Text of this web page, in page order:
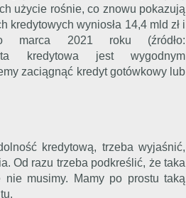
użycie rośnie, co znowu pokazują
kredytowych wyniosła 14,4 mld zł i
2021 roku (źródło:
kredytowa jest wygodnym
zaciągnąć kredyt gotówkowy lub
kredytową, trzeba wyjaśnić,
Od razu trzeba podkreślić, że taka
musimy. Mamy po prostu taką